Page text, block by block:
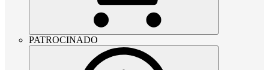
PATROCINADO